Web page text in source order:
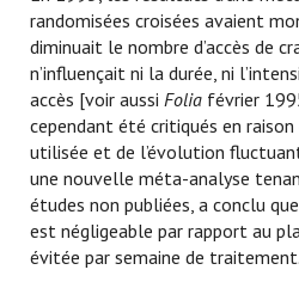
randomisées croisées avaient
diminuait le nombre d’accès de
n’influençait ni la durée, ni
accès [voir aussi Folia février
cependant été critiqués en
utilisée et de l’évolution
une nouvelle méta-analyse
études non publiées, a conclu
est négligeable par rapport au
évitée par semaine de traitement.